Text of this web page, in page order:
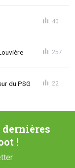
40
257
du PSG 22
dernières
!